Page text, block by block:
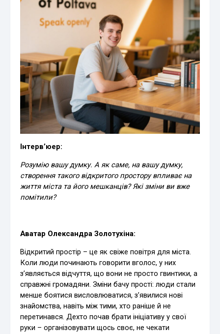
Інтерв’юер:
Розумію вашу думку. А як саме, на вашу думку,
створення такого відкритого простору впливає на
життя міста та його мешканців? Які зміни ви вже
помітили?
Аватар Олександра Золотухіна:
Відкритий простір – це як свіже повітря для міста.
Коли люди починають говорити вголос, у них
з’являється відчуття, що вони не просто гвинтики, а
справжні громадяни. Зміни бачу прості: люди стали
менше боятися висловлюватися, з’явилися нові
знайомства, навіть між тими, хто раніше й не
перетинався. Дехто почав брати ініціативу у свої
руки – організовувати щось своє, не чекати